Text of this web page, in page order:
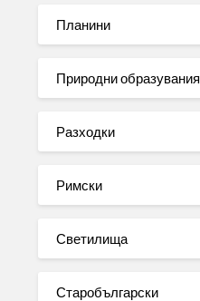
Планини
Природни образувания
Разходки
Римски
Светилища
Старобългарски